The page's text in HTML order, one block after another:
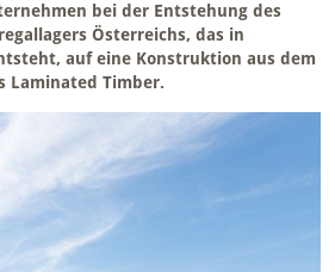
bei der Entstehung des
Österreichs, das in
auf eine Konstruktion aus dem
Laminated Timber.